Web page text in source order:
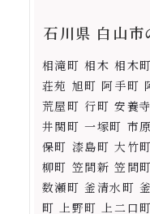
石川県 白山市
相滝町 相木 相木
荘苑 旭町 阿手町
荒屋町 行町 安養
井関町 一塚町 市
保町 漆島町 大竹
柳町 笠間新 笠間
数瀬町 釜清水町
町 上野町 上二口